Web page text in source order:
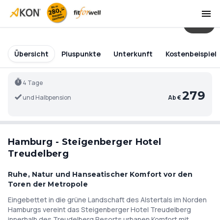
Übersicht Pluspunkte Unterkunft Kostenbeispiel
4 Tage
und Halbpension
Ab €279
Hamburg - Steigenberger Hotel
Treudelberg
Ruhe, Natur und Hanseatischer Komfort vor den
Toren der Metropole
Eingebettet in die grüne Landschaft des Alstertals im Norden
Hamburgs vereint das Steigenberger Hotel Treudelberg